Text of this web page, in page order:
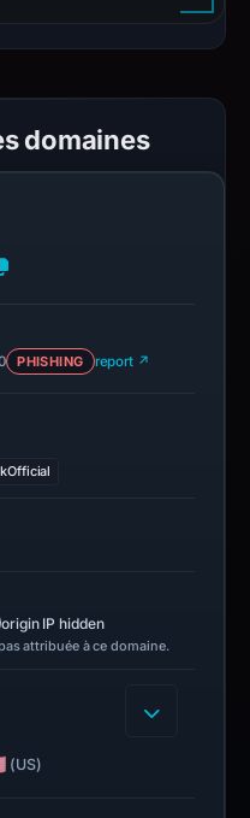
domaines
PHISHING report ↗
origin IP hidden
attribuée à ce domaine.
(US)